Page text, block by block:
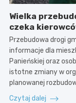
Wielka
czeka
Przebudowa drogi
informacje dla
Panieńskiej oraz
istotne zmiany w
planowanej
Czytaj dalej